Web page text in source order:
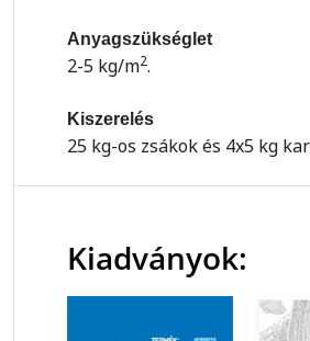
Anyagszükséglet
2-5 kg/m2.
Kiszerelés
25 kg-os zsákok és 4x5 kg
Kiadványok: